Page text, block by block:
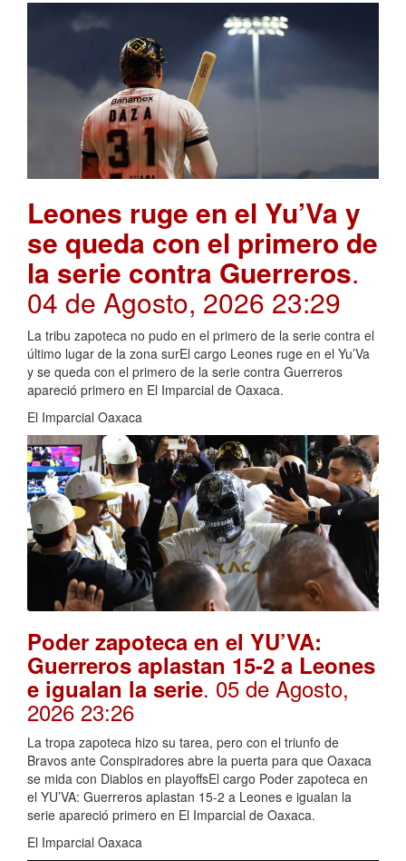
Leones ruge en el Yu’Va y
se queda con el primero de
la serie contra Guerreros.
04 de Agosto, 2026 23:29
La tribu zapoteca no pudo en el primero de la serie contra el
último lugar de la zona surEl cargo Leones ruge en el Yu’Va
y se queda con el primero de la serie contra Guerreros
apareció primero en El Imparcial de Oaxaca.
El Imparcial Oaxaca
Poder zapoteca en el YU’VA:
Guerreros aplastan 15-2 a Leones
e igualan la serie. 05 de Agosto,
2026 23:26
La tropa zapoteca hizo su tarea, pero con el triunfo de
Bravos ante Conspiradores abre la puerta para que Oaxaca
se mida con Diablos en playoffsEl cargo Poder zapoteca en
el YU’VA: Guerreros aplastan 15-2 a Leones e igualan la
serie apareció primero en El Imparcial de Oaxaca.
El Imparcial Oaxaca